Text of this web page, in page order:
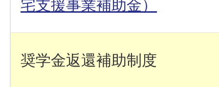
宅支援事業補助金）
奨学金返還補助制度